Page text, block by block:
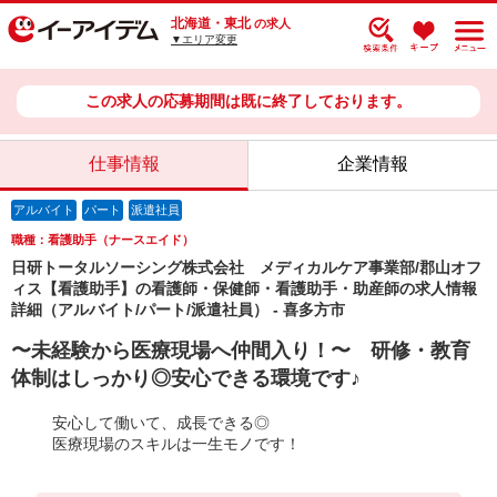
北海道・東北 の求人
▼エリア変更
この求人の応募期間は既に終了しております。
仕事情報 企業情報
アルバイト パート 派遣社員
職種：看護助手（ナースエイド）
日研トータルソーシング株式会社 メディカルケア事業部/郡山オフ
ィス【看護助手】の看護師・保健師・看護助手・助産師の求人情報
詳細（アルバイト/パート/派遣社員） - 喜多方市
〜未経験から医療現場へ仲間入り！〜 研修・教育
体制はしっかり◎安心できる環境です♪
安心して働いて、成長できる◎
医療現場のスキルは一生モノです！